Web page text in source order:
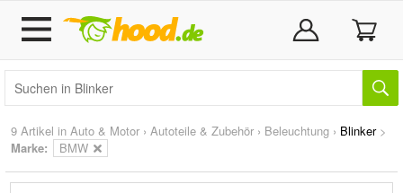
9 Artikel in Auto & Motor › Autoteile & Zubehör › Beleuchtung › Blinker>
Marke: BMW